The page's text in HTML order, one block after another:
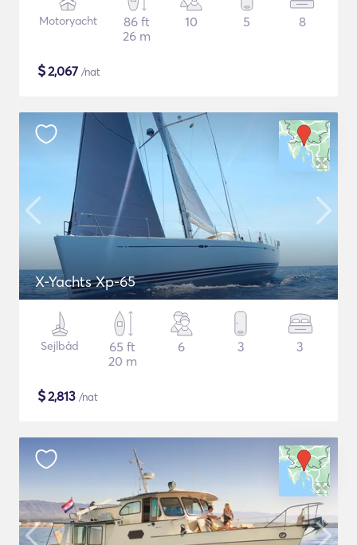
Motoryacht
86 ft
26 m
10 5 8
$2,067 /nat
X-Yachts Xp-65
Sejlbåd
65 ft
20 m
6 3 3
$2,813 /nat